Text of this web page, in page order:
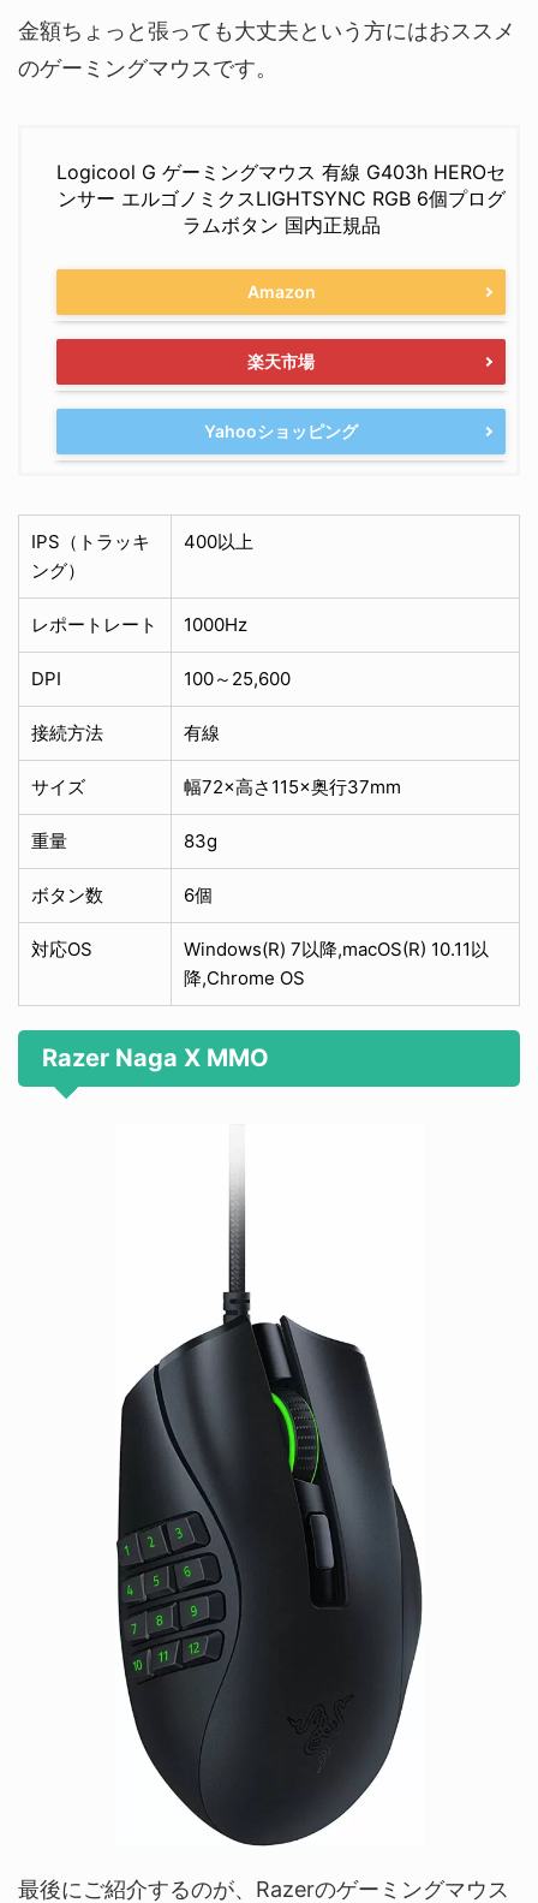
金額ちょっと張っても大丈夫という方にはおススメ
のゲーミングマウスです。
Logicool G ゲーミングマウス 有線 G403h HEROセ
ンサー エルゴノミクスLIGHTSYNC RGB 6個プログ
ラムボタン 国内正規品
Amazon
楽天市場
Yahooショッピング
IPS（トラッキ
ング）
400以上
レポートレート 1000Hz
DPI 100～25,600
接続方法 有線
サイズ 幅72×高さ115×奥行37mm
重量 83g
ボタン数 6個
対応OS
Windows(R) 7以降,macOS(R) 10.11以
降,Chrome OS
Razer Naga X MMO
最後にご紹介するのが、Razerのゲーミングマウス